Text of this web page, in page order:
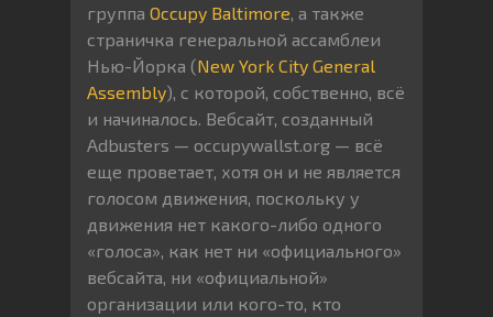
группа Occupy Baltimore , а также
страничка генеральной ассамблеи
Нью-Йорка (New York City General
Assembly), с которой, собственно, всё
и начиналось. Вебсайт, созданный
Adbusters — occupywallst.org — всё
еще проветает, хотя он и не является
голосом движения, поскольку у
движения нет какого-либо одного
«голоса», как нет ни «официального»
вебсайта, ни «официальной»
организации или кого-то, кто